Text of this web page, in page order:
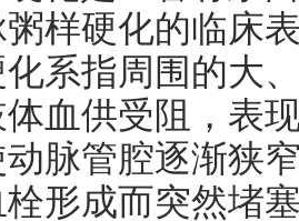
样硬化的临床
系指周围的大
血供受阻，表
脉管腔逐渐狭
形成而突然堵